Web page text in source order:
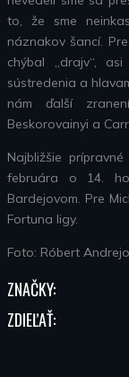
to, že sme
náznakov šancí.
chýbal „drajv“,
sústredenia a
nám ďalší
Beskorovainyi a
Najbližšie
februára o 14.
Bardejovom. Pre
Fortuna ligy.
Foto: Róbert
ZNAČKY:
ZDIEĽAŤ: